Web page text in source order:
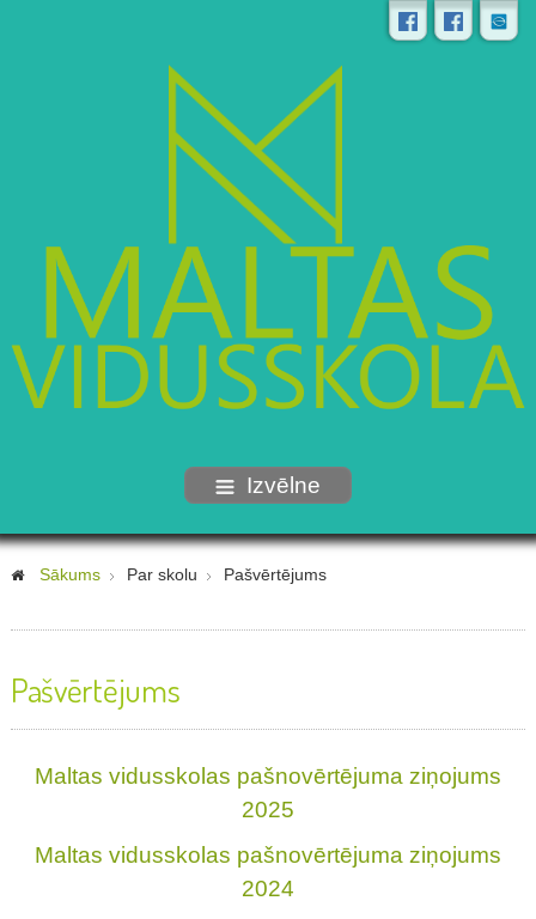
Izvēlne
Sākums Par skolu Pašvērtējums
Pašvērtējums
Maltas vidusskolas pašnovērtējuma ziņojums
2025
Maltas vidusskolas pašnovērtējuma ziņojums
2024